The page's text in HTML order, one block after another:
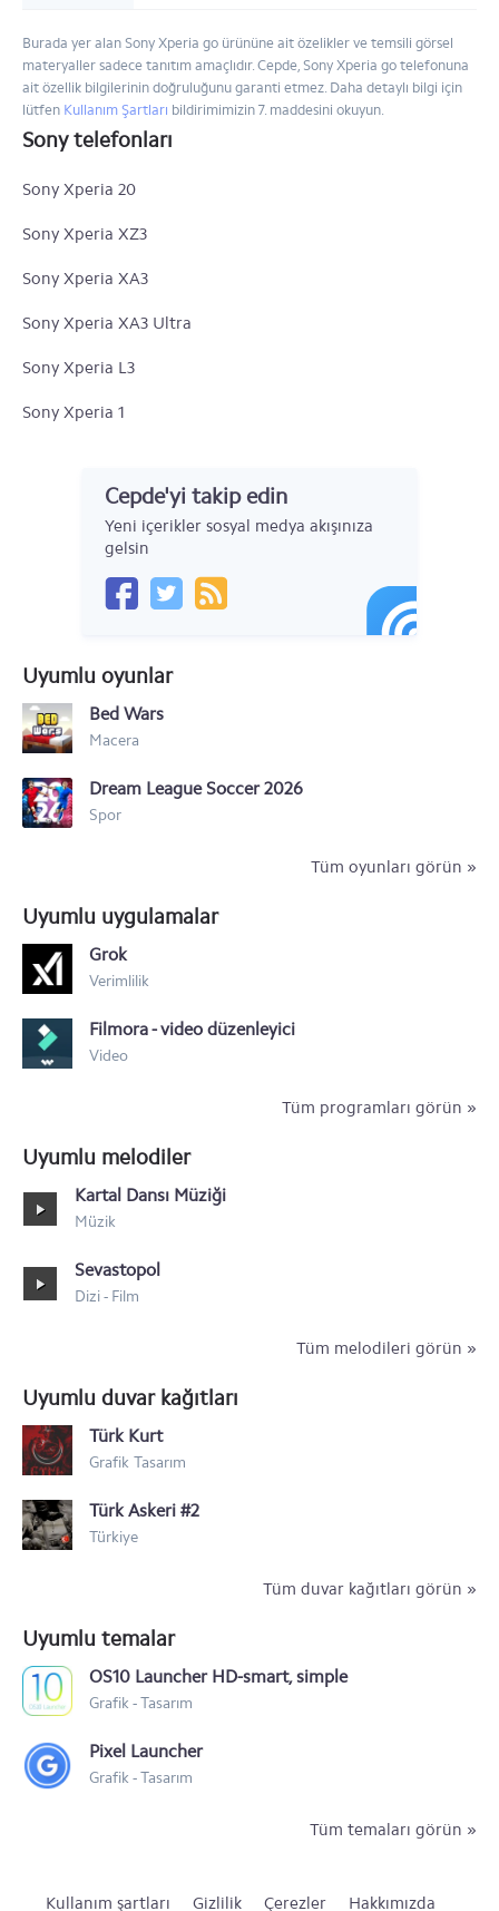
Burada yer alan Sony Xperia go ürününe ait özelikler ve temsili görsel
materyaller sadece tanıtım amaçlıdır. Cepde, Sony Xperia go telefonuna
ait özellik bilgilerinin doğruluğunu garanti etmez. Daha detaylı bilgi için
lütfen Kullanım Şartları bildirimimizin 7. maddesini okuyun.
Sony telefonları
Sony Xperia 20
Sony Xperia XZ3
Sony Xperia XA3
Sony Xperia XA3 Ultra
Sony Xperia L3
Sony Xperia 1
Sony Xperia 10
Sony Xperia XZ
Sony Xperia X Compact
Sony Xperia X
Sony Xperia XA
Sony Xperia Z5 Compact
Sony Xperia Z3
Sony Xperia M2
Sony Xperia Z2
Sony Xperia T2 Ultra
Cepde'yi takip edin
Yeni içerikler sosyal medya akışınıza
gelsin
Uyumlu oyunlar
Bed Wars
Macera
Dream League Soccer 2026
Spor
Tüm oyunları görün »
Uyumlu uygulamalar
Grok
Verimlilik
Filmora - video düzenleyici
Video
Tüm programları görün »
Uyumlu melodiler
Kartal Dansı Müziği
Müzik
Sevastopol
Dizi - Film
Tüm melodileri görün »
Uyumlu duvar kağıtları
Türk Kurt
Grafik Tasarım
Türk Askeri #2
Türkiye
Tüm duvar kağıtları görün »
Uyumlu temalar
OS10 Launcher HD-smart, simple
Grafik - Tasarım
Pixel Launcher
Grafik - Tasarım
Tüm temaları görün »
Kullanım şartları Gizlilik Çerezler Hakkımızda